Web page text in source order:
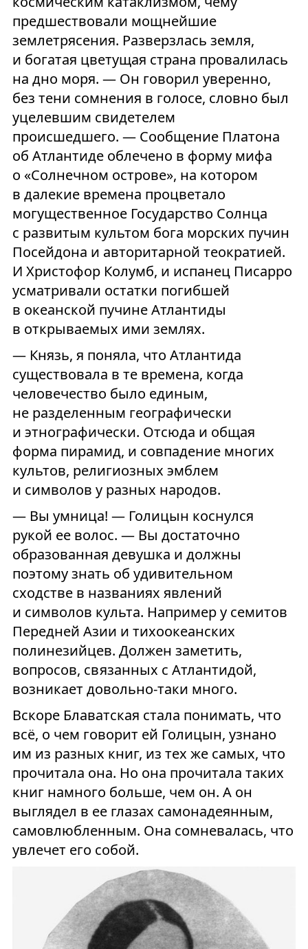
предшествовали мощнейшие
землетрясения. Разверзлась земля,
и богатая цветущая страна провалилась
на дно моря. — Он говорил уверенно,
без тени сомнения в голосе, словно был
уцелевшим свидетелем
происшедшего. — Сообщение Платона
об Атлантиде облечено в форму мифа
о «Солнечном острове», на котором
в далекие времена процветало
могущественное Государство Солнца
с развитым культом бога морских пучин
Посейдона и авторитарной теократией.
И Христофор Колумб, и испанец Писарро
усматривали остатки погибшей
в океанской пучине Атлантиды
в открываемых ими землях.
— Князь, я поняла, что Атлантида
существовала в те времена, когда
человечество было единым,
не разделенным географически
и этнографически. Отсюда и общая
форма пирамид, и совпадение многих
культов, религиозных эмблем
и символов у разных народов.
— Вы умница! — Голицын коснулся
рукой ее волос. — Вы достаточно
образованная девушка и должны
поэтому знать об удивительном
сходстве в названиях явлений
и символов культа. Например у семитов
Передней Азии и тихоокеанских
полинезийцев. Должен заметить,
вопросов, связанных с Атлантидой,
возникает довольно-таки много.
Вскоре Блаватская стала понимать, что
всё, о чем говорит ей Голицын, узнано
им из разных книг, из тех же самых, что
прочитала она. Но она прочитала таких
книг намного больше, чем он. А он
выглядел в ее глазах самонадеянным,
самовлюбленным. Она сомневалась, что
увлечет его собой.